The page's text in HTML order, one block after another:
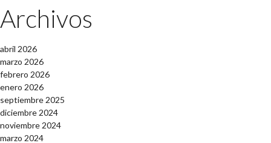
Archivos
abril 2026
marzo 2026
febrero 2026
enero 2026
septiembre 2025
diciembre 2024
noviembre 2024
marzo 2024